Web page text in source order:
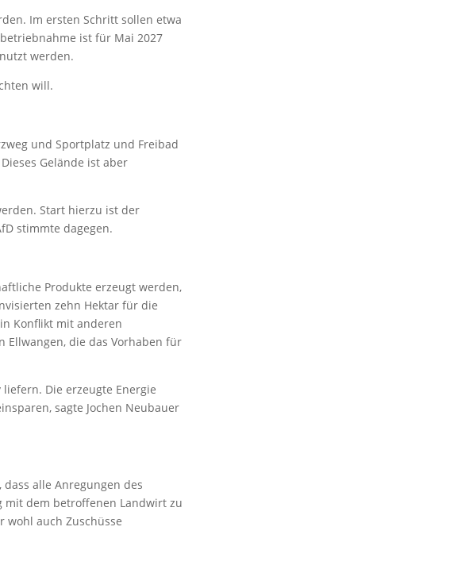
Im ersten Schritt sollen etwa
ist für Mai 2027
werden.
will.
und Sportplatz und Freibad
Gelände ist aber
Start hierzu ist der
stimmte dagegen.
Produkte erzeugt werden,
zehn Hektar für die
Konflikt mit anderen
Ellwangen, die das Vorhaben für
Die erzeugte Energie
sagte Jochen Neubauer
dass alle Anregungen des
mit dem betroffenen Landwirt zu
auch Zuschüsse